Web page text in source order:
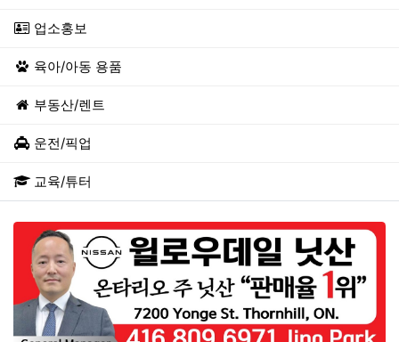
업소홍보
육아/아동 용품
부동산/렌트
운전/픽업
교육/튜터